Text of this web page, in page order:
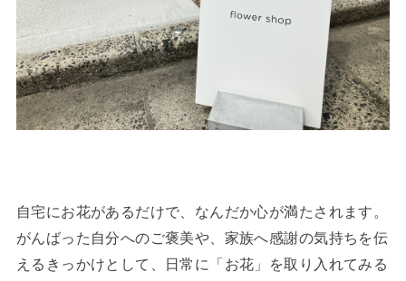
自宅にお花があるだけで、なんだか心が満たされます。
がんばった自分へのご褒美や、家族へ感謝の気持ちを伝
えるきっかけとして、日常に「お花」を取り入れてみる